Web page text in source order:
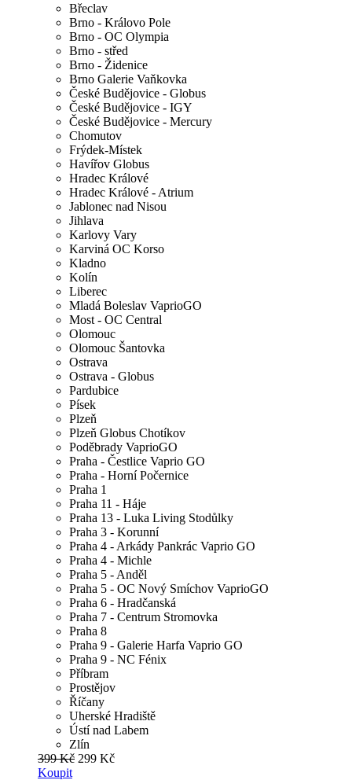
Břeclav
Brno - Královo Pole
Brno - OC Olympia
Brno - střed
Brno - Židenice
Brno Galerie Vaňkovka
České Budějovice - Globus
České Budějovice - IGY
České Budějovice - Mercury
Chomutov
Frýdek-Místek
Havířov Globus
Hradec Králové
Hradec Králové - Atrium
Jablonec nad Nisou
Jihlava
Karlovy Vary
Karviná OC Korso
Kladno
Kolín
Liberec
Mladá Boleslav VaprioGO
Most - OC Central
Olomouc
Olomouc Šantovka
Ostrava
Ostrava - Globus
Pardubice
Písek
Plzeň
Plzeň Globus Chotíkov
Poděbrady VaprioGO
Praha - Čestlice Vaprio GO
Praha - Horní Počernice
Praha 1
Praha 11 - Háje
Praha 13 - Luka Living Stodůlky
Praha 3 - Korunní
Praha 4 - Arkády Pankrác Vaprio GO
Praha 4 - Michle
Praha 5 - Anděl
Praha 5 - OC Nový Smíchov VaprioGO
Praha 6 - Hradčanská
Praha 7 - Centrum Stromovka
Praha 8
Praha 9 - Galerie Harfa Vaprio GO
Praha 9 - NC Fénix
Příbram
Prostějov
Říčany
Uherské Hradiště
Ústí nad Labem
Zlín
399 Kč 299 Kč
Koupit